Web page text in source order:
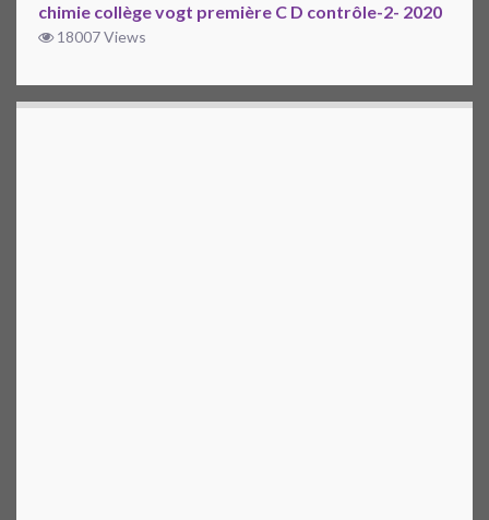
chimie collège vogt première C D contrôle-2- 2020
18007 Views